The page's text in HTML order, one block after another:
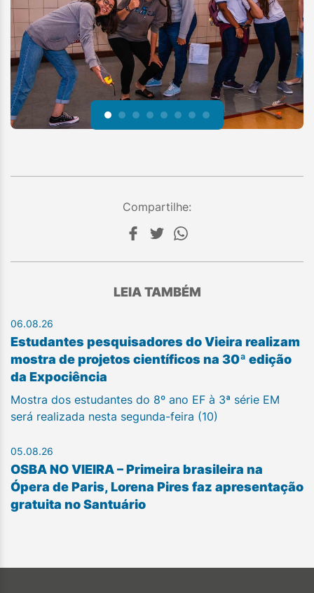
Compartilhe:
LEIA TAMBÉM
06.08.26
Estudantes pesquisadores do Vieira realizam
mostra de projetos científicos na 30ª edição
da Expociência
Mostra dos estudantes do 8º ano EF à 3ª série EM
será realizada nesta segunda-feira (10)
05.08.26
OSBA NO VIEIRA – Primeira brasileira na
Ópera de Paris, Lorena Pires faz apresentação
gratuita no Santuário